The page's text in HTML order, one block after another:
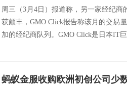
周三（3月4日）报道称，另一家经纪
获颇丰，GMO Click报告称该月的交易
加的经纪商队列。GMO Click是日本IT